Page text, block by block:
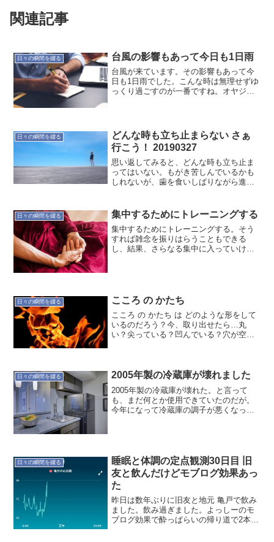
関連記事
日々の瞬間を綴る 台風の影響もあって今日も1日雨
台風が来ています。その影響もあって今
日も1日雨でした。こんな時は無理せずゆ
っくり過ごすのが一番ですね。オヤジの
日々の瞬間を綴る
どんな時も立ち止まらない さぁ
行こう！ 20190327
思い返してみると、どんな時も立ち止ま
ってはいない。もがき苦しんでいるかも
しれないが、歯を食いしばりながら進ん
自分の思う道を行くしかないのだ。さぁ
行こう！
日々の瞬間を綴る 集中するためにトレーニングする
集中するためにトレーニングする。そう
すれば雑念を振りはらうこともできる
し、結果、さらなる集中に入っていけ
日々の瞬間を綴る こころ の かたち
こころ の かたち は どのような形をして
いるのだろう？今、取り出せたら…丸
い？尖っている？凹んでいる？穴が空い
丸くすべすべして柔らか...
日々の瞬間を綴る 2005年製の冷蔵庫が壊れました
2005年製の冷蔵庫が壊れた。と言って
も、まだ何とか使用できていたのだが。
今年になって冷蔵庫の調子が悪くなって
日々の瞬間を綴る
睡眠と体調の定点観測30日目 旧
友と飲んだけどモブログ効果あっ
た
昨日は数年ぶりに旧友と地元 亀戸で飲み
ました。飲み過ぎました。よっしーのモ
ブログ効果で酔っぱらいの帰り道で2本ブ